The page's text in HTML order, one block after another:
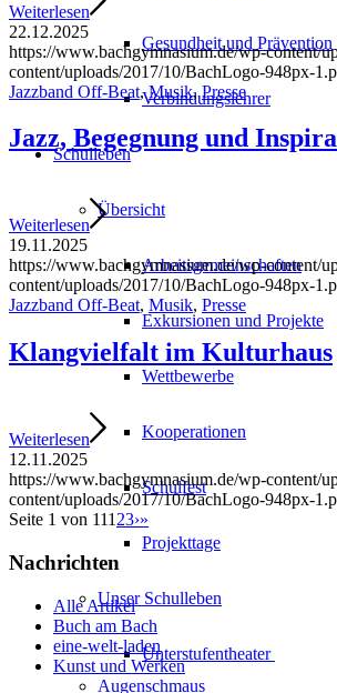
Gesundheit und Prävention
Verbindungslehrer
Schulleben
Übersicht
Arbeitsgemeinschaften
Exkursionen und Projekte
Wettbewerbe
Kooperationen
Schulfest
Projekttage
Unser Schulleben
Unterstufentheater
Weiterlesen
22.12.2025
https://www.bachgymnasium.de/wp-content/
content/uploads/2017/10/BachLogo-948px-
Jazzband Off-Beat,Musik,Presse
Jazz, Begegnung und
Weiterlesen
19.11.2025
https://www.bachgymnasium.de/wp-content/
content/uploads/2017/10/BachLogo-948px-
Jazzband Off-Beat, Musik, Presse
Klangvielfalt im Kulturhaus
Weiterlesen
12.11.2025
https://www.bachgymnasium.de/wp-content/
content/uploads/2017/10/BachLogo-948px-
Seite 1 von 111 23›»
Nachrichten
Alle Artikel
Buch am Bach
eine-welt-laden
Kunst und Werken
Augenschmaus